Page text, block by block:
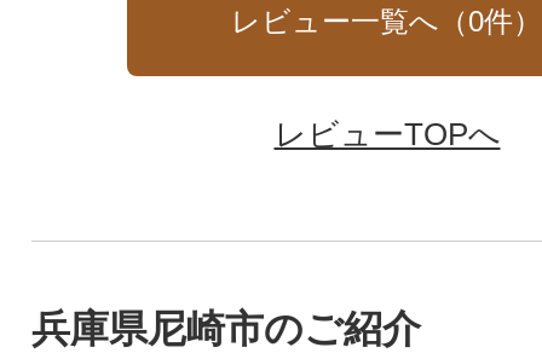
レビュー一覧へ（0件）
レビューTOPへ
兵庫県尼崎市のご紹介